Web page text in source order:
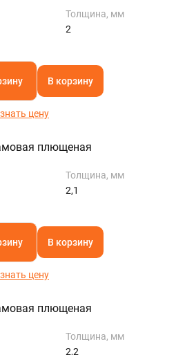
Толщина, мм
2
В корзину
цену
плющеная
Толщина, мм
2,1
В корзину
цену
плющеная
Толщина, мм
2,2